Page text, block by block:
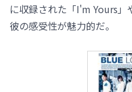
に収録された「I'm Yours
彼の感受性が魅力的だ。